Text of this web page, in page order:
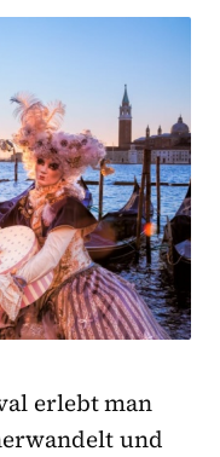
erlebt man
und